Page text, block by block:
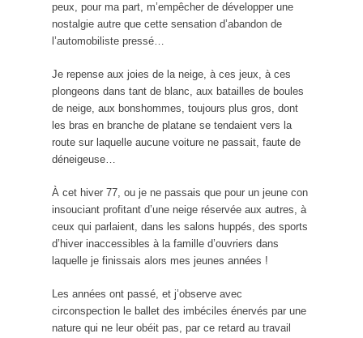
peux, pour ma part, m’empêcher de développer une
nostalgie autre que cette sensation d’abandon de
l’automobiliste pressé…
Je repense aux joies de la neige, à ces jeux, à ces
plongeons dans tant de blanc, aux batailles de boules
de neige, aux bonshommes, toujours plus gros, dont
les bras en branche de platane se tendaient vers la
route sur laquelle aucune voiture ne passait, faute de
déneigeuse…
À cet hiver 77, ou je ne passais que pour un jeune con
insouciant profitant d’une neige réservée aux autres, à
ceux qui parlaient, dans les salons huppés, des sports
d’hiver inaccessibles à la famille d’ouvriers dans
laquelle je finissais alors mes jeunes années !
Les années ont passé, et j’observe avec
circonspection le ballet des imbéciles énervés par une
nature qui ne leur obéit pas, par ce retard au travail